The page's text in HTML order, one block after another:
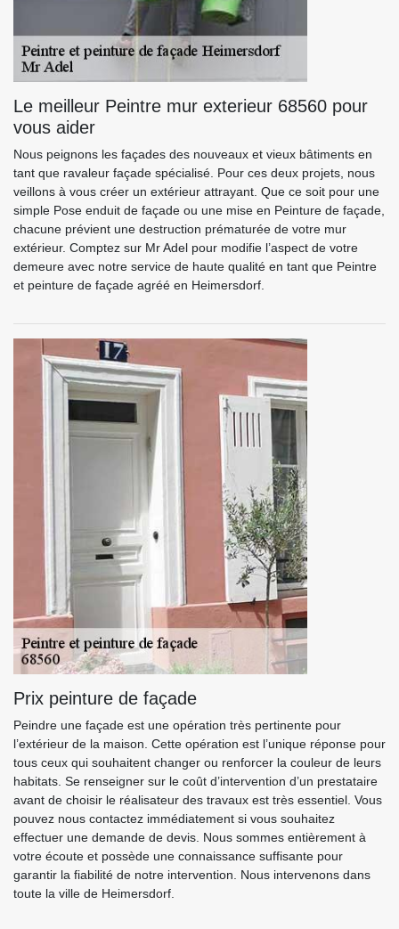
Le meilleur Peintre mur exterieur 68560 pour
vous aider
Nous peignons les façades des nouveaux et vieux bâtiments en
tant que ravaleur façade spécialisé. Pour ces deux projets, nous
veillons à vous créer un extérieur attrayant. Que ce soit pour une
simple Pose enduit de façade ou une mise en Peinture de façade,
chacune prévient une destruction prématurée de votre mur
extérieur. Comptez sur Mr Adel pour modifie l’aspect de votre
demeure avec notre service de haute qualité en tant que Peintre
et peinture de façade agréé en Heimersdorf.
Prix peinture de façade
Peindre une façade est une opération très pertinente pour
l’extérieur de la maison. Cette opération est l’unique réponse pour
tous ceux qui souhaitent changer ou renforcer la couleur de leurs
habitats. Se renseigner sur le coût d’intervention d’un prestataire
avant de choisir le réalisateur des travaux est très essentiel. Vous
pouvez nous contactez immédiatement si vous souhaitez
effectuer une demande de devis. Nous sommes entièrement à
votre écoute et possède une connaissance suffisante pour
garantir la fiabilité de notre intervention. Nous intervenons dans
toute la ville de Heimersdorf.